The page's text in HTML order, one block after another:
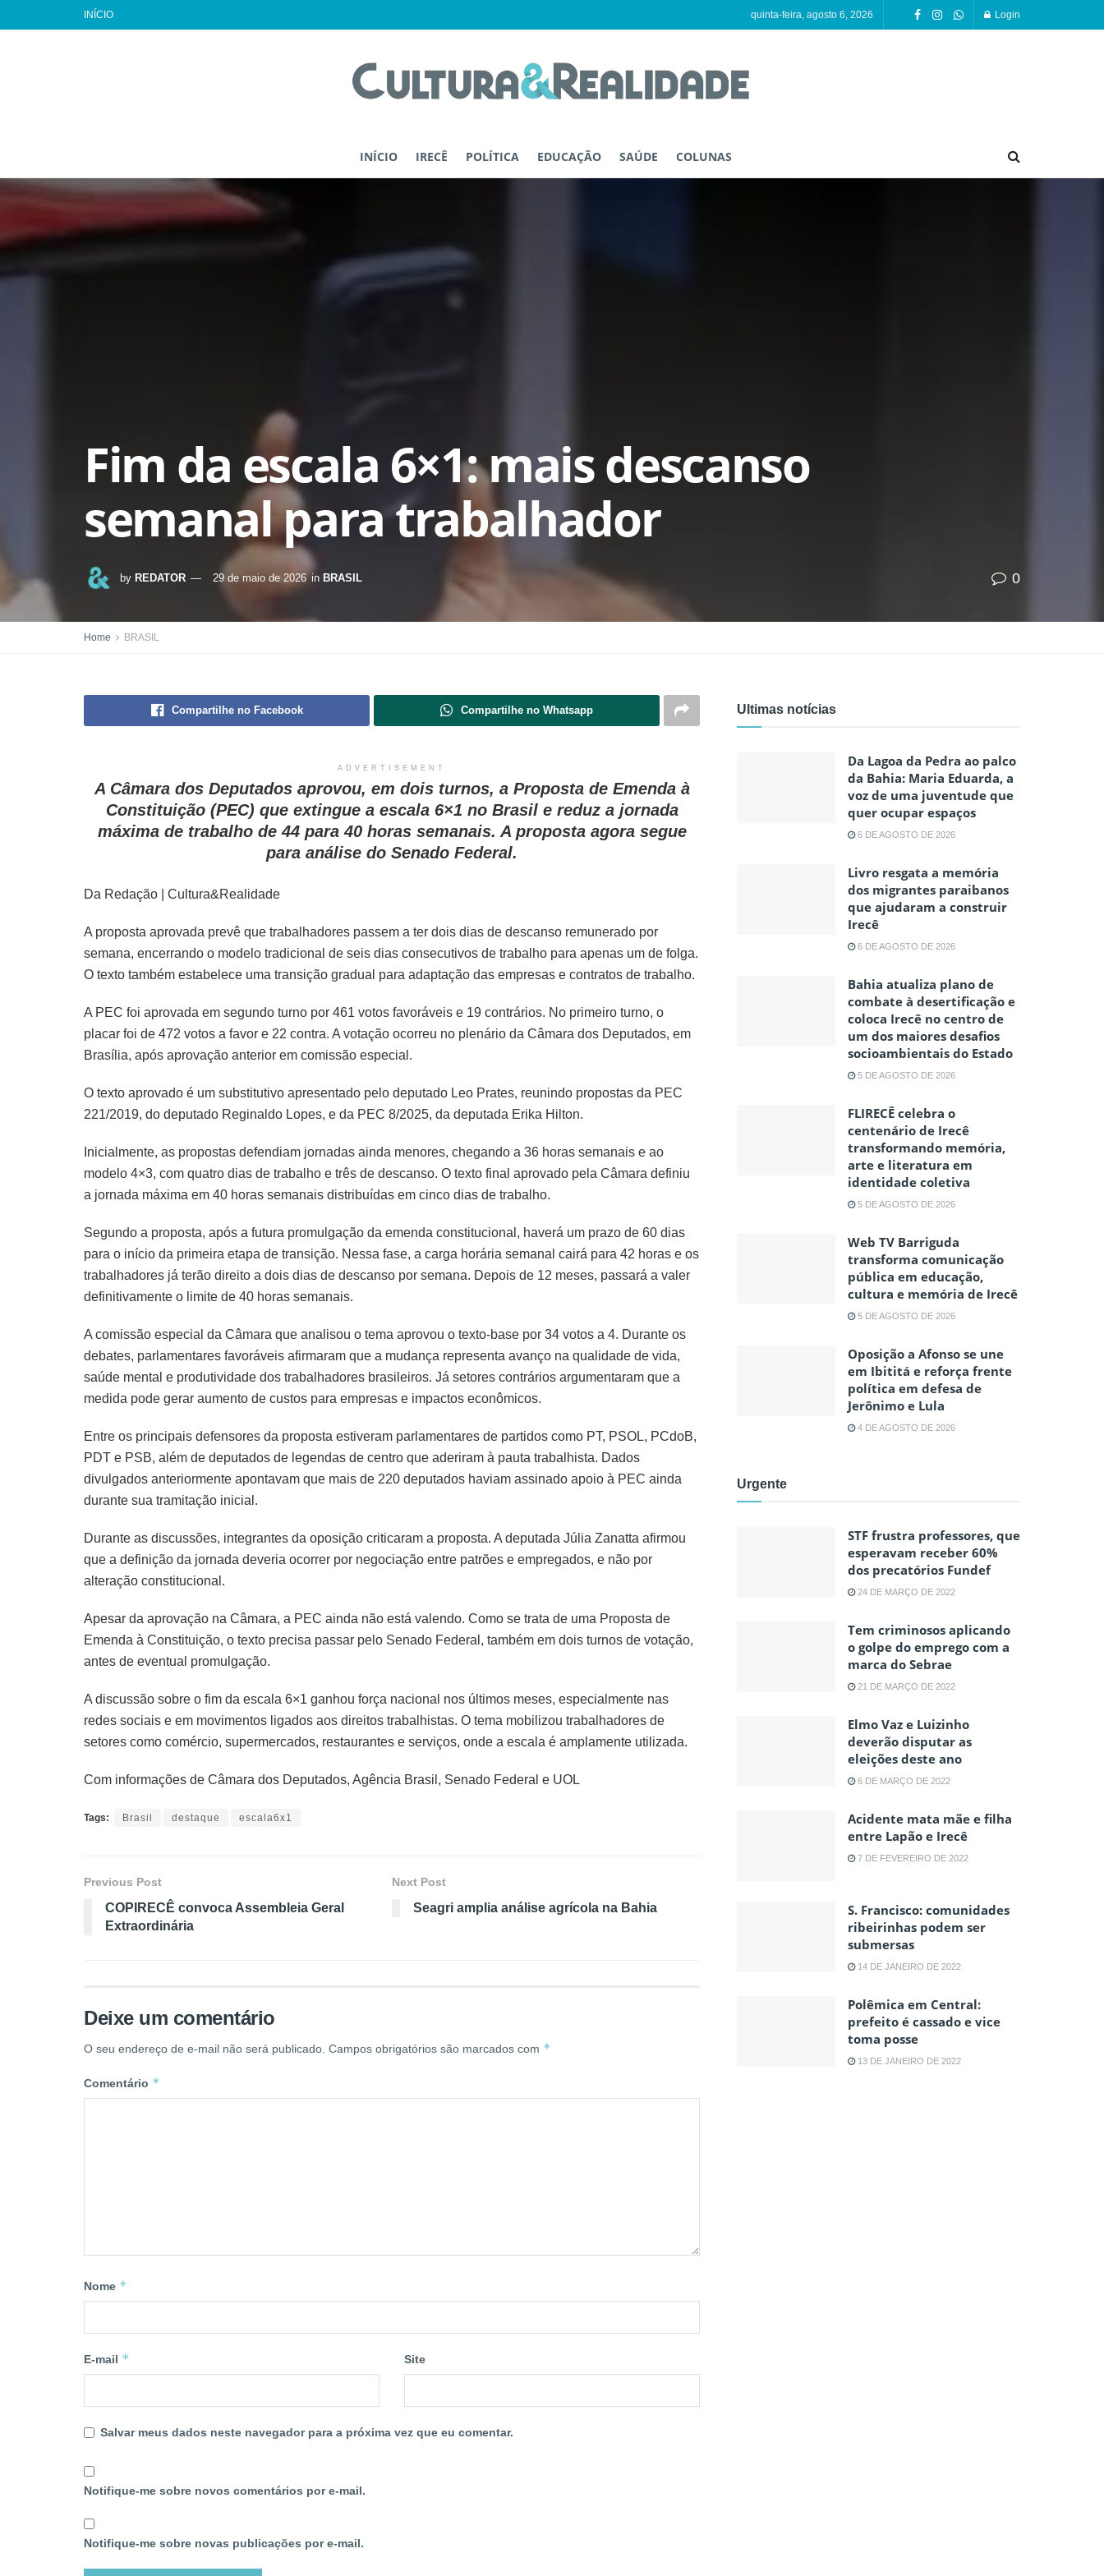
INÍCIO quinta-feira, agosto 6, 2026 Login
INÍCIO IRECÊ POLÍTICA EDUCAÇÃO SAÚDE COLUNAS
Fim da escala 6×1: mais descanso
semanal para trabalhador
by REDATOR 29 de maio de 2026 in BRASIL 0
Home BRASIL
Compartilhe no Facebook Compartilhe no Whatsapp
ADVERTISEMENT
A Câmara dos Deputados aprovou, em dois turnos, a Proposta de Emenda à
Constituição (PEC) que extingue a escala 6×1 no Brasil e reduz a jornada
máxima de trabalho de 44 para 40 horas semanais. A proposta agora segue
para análise do Senado Federal.
Da Redação | Cultura&Realidade
A proposta aprovada prevê que trabalhadores passem a ter dois dias de descanso remunerado por
semana, encerrando o modelo tradicional de seis dias consecutivos de trabalho para apenas um de folga.
O texto também estabelece uma transição gradual para adaptação das empresas e contratos de trabalho.
A PEC foi aprovada em segundo turno por 461 votos favoráveis e 19 contrários. No primeiro turno, o
placar foi de 472 votos a favor e 22 contra. A votação ocorreu no plenário da Câmara dos Deputados, em
Brasília, após aprovação anterior em comissão especial.
O texto aprovado é um substitutivo apresentado pelo deputado Leo Prates, reunindo propostas da PEC
221/2019, do deputado Reginaldo Lopes, e da PEC 8/2025, da deputada Erika Hilton.
Inicialmente, as propostas defendiam jornadas ainda menores, chegando a 36 horas semanais e ao
modelo 4×3, com quatro dias de trabalho e três de descanso. O texto final aprovado pela Câmara definiu
a jornada máxima em 40 horas semanais distribuídas em cinco dias de trabalho.
Segundo a proposta, após a futura promulgação da emenda constitucional, haverá um prazo de 60 dias
para o início da primeira etapa de transição. Nessa fase, a carga horária semanal cairá para 42 horas e os
trabalhadores já terão direito a dois dias de descanso por semana. Depois de 12 meses, passará a valer
definitivamente o limite de 40 horas semanais.
A comissão especial da Câmara que analisou o tema aprovou o texto-base por 34 votos a 4. Durante os
debates, parlamentares favoráveis afirmaram que a mudança representa avanço na qualidade de vida,
saúde mental e produtividade dos trabalhadores brasileiros. Já setores contrários argumentaram que a
medida pode gerar aumento de custos para empresas e impactos econômicos.
Entre os principais defensores da proposta estiveram parlamentares de partidos como PT, PSOL, PCdoB,
PDT e PSB, além de deputados de legendas de centro que aderiram à pauta trabalhista. Dados
divulgados anteriormente apontavam que mais de 220 deputados haviam assinado apoio à PEC ainda
durante sua tramitação inicial.
Durante as discussões, integrantes da oposição criticaram a proposta. A deputada Júlia Zanatta afirmou
que a definição da jornada deveria ocorrer por negociação entre patrões e empregados, e não por
alteração constitucional.
Apesar da aprovação na Câmara, a PEC ainda não está valendo. Como se trata de uma Proposta de
Emenda à Constituição, o texto precisa passar pelo Senado Federal, também em dois turnos de votação,
antes de eventual promulgação.
A discussão sobre o fim da escala 6×1 ganhou força nacional nos últimos meses, especialmente nas
redes sociais e em movimentos ligados aos direitos trabalhistas. O tema mobilizou trabalhadores de
setores como comércio, supermercados, restaurantes e serviços, onde a escala é amplamente utilizada.
Com informações de Câmara dos Deputados, Agência Brasil, Senado Federal e UOL
Tags: Brasil destaque escala6x1
Previous Post
COPIRECÊ convoca Assembleia Geral
Extraordinária
Next Post
Seagri amplia análise agrícola na Bahia
Deixe um comentário
O seu endereço de e-mail não será publicado. Campos obrigatórios são marcados com *
Comentário *
Nome *
E-mail * Site
Salvar meus dados neste navegador para a próxima vez que eu comentar.
Notifique-me sobre novos comentários por e-mail.
Notifique-me sobre novas publicações por e-mail.
Ultimas notícias
Da Lagoa da Pedra ao palco
da Bahia: Maria Eduarda, a
voz de uma juventude que
quer ocupar espaços
6 DE AGOSTO DE 2026
Livro resgata a memória
dos migrantes paraibanos
que ajudaram a construir
Irecê
6 DE AGOSTO DE 2026
Bahia atualiza plano de
combate à desertificação e
coloca Irecê no centro de
um dos maiores desafios
socioambientais do Estado
5 DE AGOSTO DE 2026
FLIRECÊ celebra o
centenário de Irecê
transformando memória,
arte e literatura em
identidade coletiva
5 DE AGOSTO DE 2026
Web TV Barriguda
transforma comunicação
pública em educação,
cultura e memória de Irecê
5 DE AGOSTO DE 2026
Oposição a Afonso se une
em Ibititá e reforça frente
política em defesa de
Jerônimo e Lula
4 DE AGOSTO DE 2026
Urgente
STF frustra professores, que
esperavam receber 60%
dos precatórios Fundef
24 DE MARÇO DE 2022
Tem criminosos aplicando
o golpe do emprego com a
marca do Sebrae
21 DE MARÇO DE 2022
Elmo Vaz e Luizinho
deverão disputar as
eleições deste ano
6 DE MARÇO DE 2022
Acidente mata mãe e filha
entre Lapão e Irecê
7 DE FEVEREIRO DE 2022
S. Francisco: comunidades
ribeirinhas podem ser
submersas
14 DE JANEIRO DE 2022
Polêmica em Central:
prefeito é cassado e vice
toma posse
13 DE JANEIRO DE 2022